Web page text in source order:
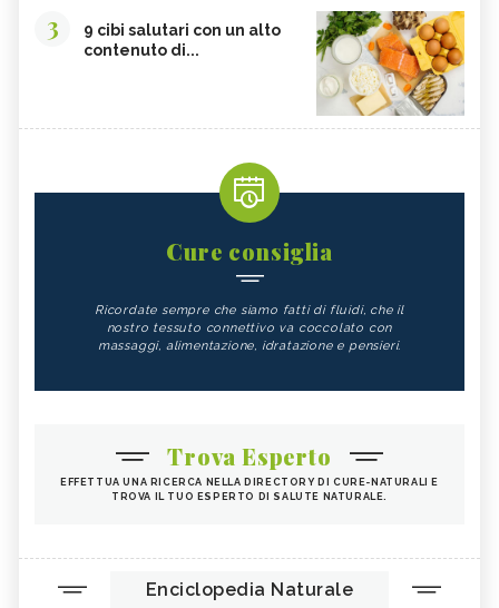
3
9 cibi salutari con un alto
contenuto di...
Cure consiglia
Ricordate sempre che siamo fatti di fluidi, che il
nostro tessuto connettivo va coccolato con
massaggi, alimentazione, idratazione e pensieri.
Trova Esperto
EFFETTUA UNA RICERCA NELLA DIRECTORY DI CURE-NATURALI E
TROVA IL TUO ESPERTO DI SALUTE NATURALE.
Enciclopedia Naturale